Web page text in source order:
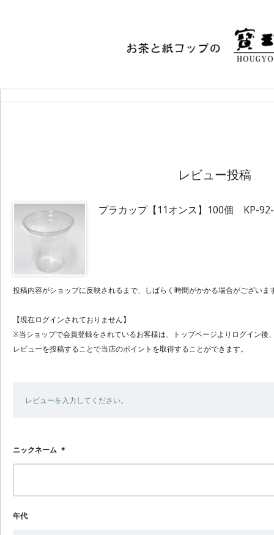
レビュー投稿
プラカップ【11オンス】100個 KP-
投稿内容がショップに反映されるまで、しばらく時間がかかる場合がございま
【現在ログインされておりません】
※当ショップで会員登録をされているお客様は、トップページよりログイン後
レビューを投稿することで当店のポイントを取得することができます。
レビューを入力してください。
ニックネーム ＊
年代